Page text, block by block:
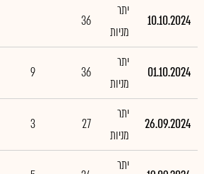
10.10.2024
יתר
מניות
36
01.10.2024
יתר
מניות
36
9
26.09.2024
יתר
מניות
27
3
יתר